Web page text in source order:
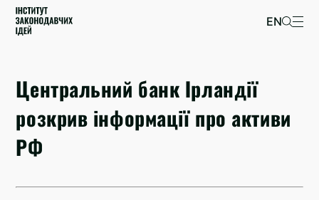
EN
Центральний банк Ірландії
розкрив інформації про активи
РФ